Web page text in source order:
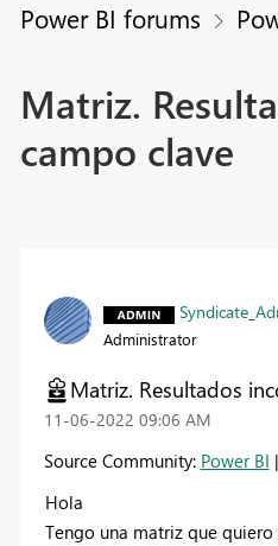
Power BI forums
Matriz.
campo clave
Administrator
Matriz. Resultados
‎11-06-2022 09:06 AM
Source Community: Power BI
Hola
Tengo una matriz que